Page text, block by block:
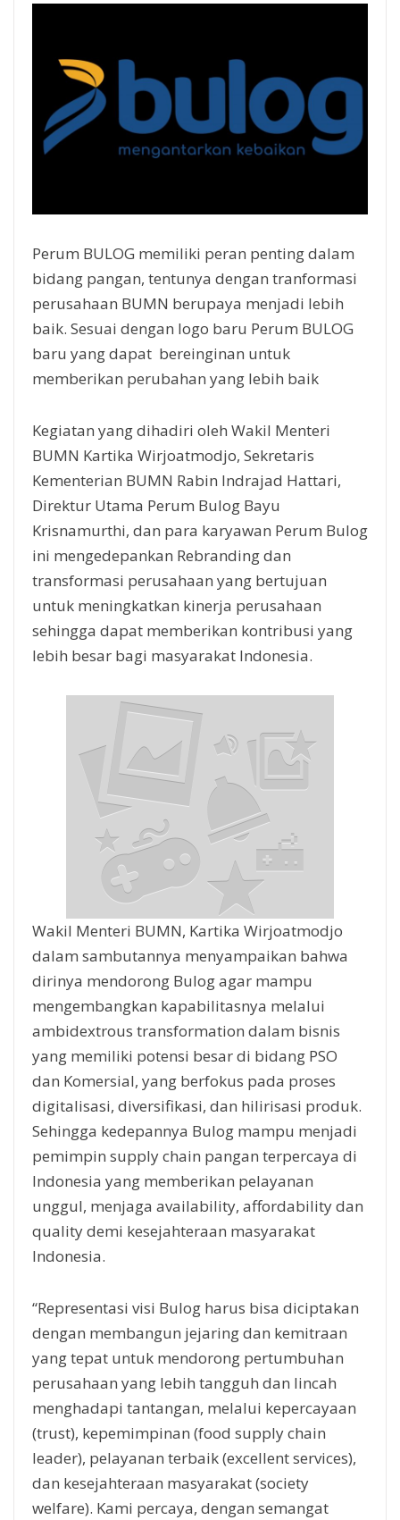
Perum BULOG memiliki peran penting dalam
bidang pangan, tentunya dengan tranformasi
perusahaan BUMN berupaya menjadi lebih
baik. Sesuai dengan logo baru Perum BULOG
baru yang dapat bereinginan untuk
memberikan perubahan yang lebih baik
Kegiatan yang dihadiri oleh Wakil Menteri
BUMN Kartika Wirjoatmodjo, Sekretaris
Kementerian BUMN Rabin Indrajad Hattari,
Direktur Utama Perum Bulog Bayu
Krisnamurthi, dan para karyawan Perum Bulog
ini mengedepankan Rebranding dan
transformasi perusahaan yang bertujuan
untuk meningkatkan kinerja perusahaan
sehingga dapat memberikan kontribusi yang
lebih besar bagi masyarakat Indonesia.
Wakil Menteri BUMN, Kartika Wirjoatmodjo
dalam sambutannya menyampaikan bahwa
dirinya mendorong Bulog agar mampu
mengembangkan kapabilitasnya melalui
ambidextrous transformation dalam bisnis
yang memiliki potensi besar di bidang PSO
dan Komersial, yang berfokus pada proses
digitalisasi, diversifikasi, dan hilirisasi produk.
Sehingga kedepannya Bulog mampu menjadi
pemimpin supply chain pangan terpercaya di
Indonesia yang memberikan pelayanan
unggul, menjaga availability, affordability dan
quality demi kesejahteraan masyarakat
Indonesia.
“Representasi visi Bulog harus bisa diciptakan
dengan membangun jejaring dan kemitraan
yang tepat untuk mendorong pertumbuhan
perusahaan yang lebih tangguh dan lincah
menghadapi tantangan, melalui kepercayaan
(trust), kepemimpinan (food supply chain
leader), pelayanan terbaik (excellent services),
dan kesejahteraan masyarakat (society
welfare). Kami percaya, dengan semangat